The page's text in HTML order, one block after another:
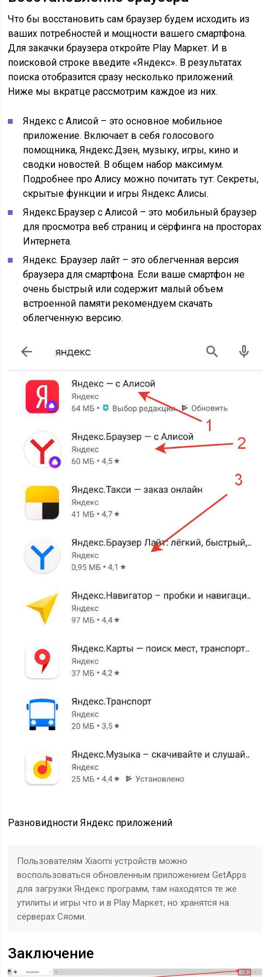
Что бы восстановить сам браузер будем исходить из
ваших потребностей и мощности вашего смартфона.
Для закачки браузера откройте Play Маркет. И в
поисковой строке введите «Яндекс». В результатах
поиска отобразится сразу несколько приложений.
Ниже мы вкратце рассмотрим каждое из них.
Яндекс с Алисой – это основное мобильное
приложение. Включает в себя голосового
помощника, Яндекс.Дзен, музыку, игры, кино и
сводки новостей. В общем набор максимум.
Подробнее про Алису можно почитать тут: Секреты,
скрытые функции и игры Яндекс Алисы.
Яндекс.Браузер с Алисой – это мобильный браузер
для просмотра веб страниц и сёрфинга на просторах
Интернета.
Яндекс. Браузер лайт – это облегченная версия
браузера для смартфона. Если ваше смартфон не
очень быстрый или содержит малый объем
встроенной памяти рекомендуем скачать
облегченную версию.
Разновидности Яндекс приложений
Пользователям Xiaomi устройств можно
воспользоваться обновленным приложением GetApps
для загрузки Яндекс программ, там находятся те же
утилиты и игры что и в Play Маркет, но хранятся на
серверах Сяоми.
Заключение